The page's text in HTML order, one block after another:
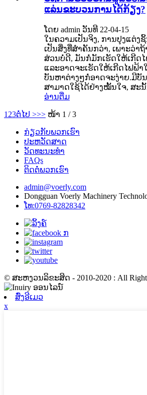
ແລ່ນ​ຂະ​ບວນ​ການ​ໄດ້​ກ້ຽງ​?
ໂດຍ admin ວັນທີ 22-04-15
ໃນຄວາມເປັນຈິງ, ການປຸງແຕ່ງ
ເປັນສິ່ງທີ່ສໍາຄັນກວ່າ, ເພາະວ່າ
ສ່ວນບໍ່ດີ, ມັນກໍ່ມັກເຮັດໃຫ້ເກີດໄ
ແລະອາດຈະເຮັດໃຫ້ເກີດໄຟຟ້າ
ບັນຫາຕ່າງໆກໍ່ອາດຈະງ່າຍ.ມີບັ
ສາມາດໃຊ້ໄດ້ຢ່າງໝັ້ນໃຈ, ສະ
ອ່ານ​ຕື່ມ
1 23ຕໍ່ໄປ >>> ໜ້າ 1 / 3
ກ່ຽວ​ກັບ​ພວກ​ເຮົາ
ປະຫວັດສາດ
ວັດທະນະທໍາ
FAQs
ຕິດ​ຕໍ່​ພວກ​ເຮົາ
admin@voerly.com
Dongguan Voerly Machinery
ໂທ:0769-82828342
© ສະຫງວນລິຂະສິດ - 2010-2020 : All Rights
ສົ່ງອີເມວ
x